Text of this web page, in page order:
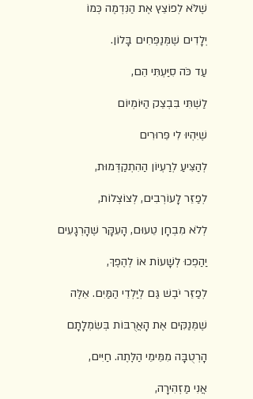
שֶׁלֹּא לְפוֹצֵץ אֶת הַנִּדְמֶה כְּמוֹ
יְלָדִים שֶׁמְּנַפְּחִים בָּלוֹן.
עַד כֹּה סִיַּעְתִּי הֵם,
לַשְׁתִּי בִּבְצֵק הַיּוֹמְיוֹם
שֶׁיִּהְיוּ לִי פֵּרוּרִים
לְהַצִּיעַ לְרַעְיוֹן הַהִתְקַדְּמוּת,
לְפַזֵּר לָעוֹרְבִים, לְצוֹצְלוֹת,
לְלֹא מִבְחָן טֵעוּם, הָעִקָּר שֶׁהָרְגָעִים
יַהַפְכוּ לְשָׁעוֹת אוֹ לְהֶפֶךְ,
לְפַזֵּר יֹבֶשׁ גַּם לְיַלְדֵי הַמַּיִם. אֵלֶּה
שֶׁמְּנַקִּים אֶת הָאֲרֻבּוֹת בְּשִׂמְלָתָם
הָרְטֻבָּה מִמֵּימֵי הַלׇּתֶה. חַיִּים,
אֲנִי מַזְהִירָה,